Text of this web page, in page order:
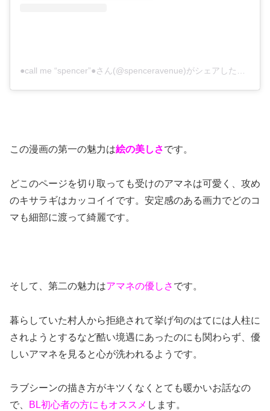
この漫画の第一の魅力は絵の美しさです。
どこのページを切り取っても受けのアマネは可愛く、攻め
のキサラギはカッコイイです。安定感のある画力でどのコ
マも細部に渡って綺麗です。
そして、第二の魅力はアマネの優しさ です。
暮らしていた村人から拒絶されて挙げ句のはてには人柱に
されようとするなど酷い境遇にあったのにも関わらず、優
しいアマネを見ると心が洗われるようです。
ラブシーンの描き方がキツくなくとても暖かいお話なの
で、
BL初心者の方にもオススメ します。